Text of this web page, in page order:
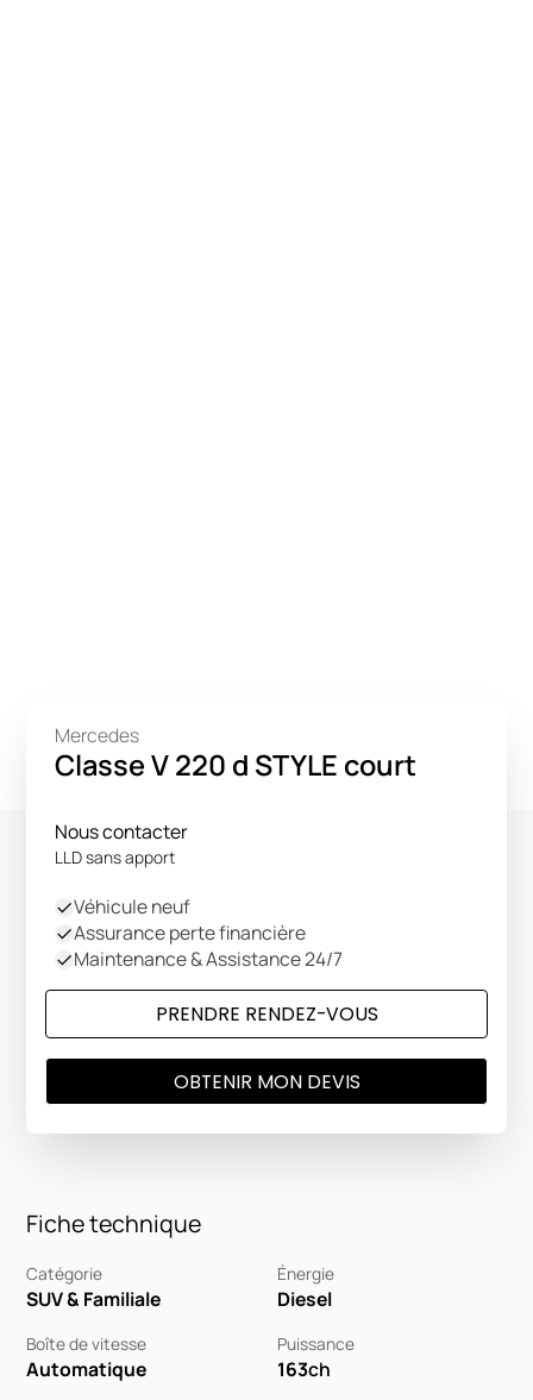
Fiche technique
Catégorie
SUV & Familiale
Énergie
Diesel
Boîte de vitesse
Automatique
Puissance
163ch
Mercedes
Classe V 220 d STYLE court
Nous contacter
LLD sans apport
Véhicule neuf
Assurance perte financière
Maintenance & Assistance 24/7
PRENDRE RENDEZ-VOUS
OBTENIR MON DEVIS